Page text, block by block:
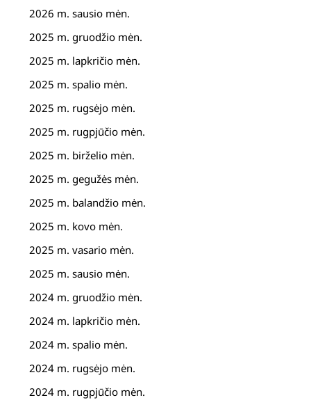
2026 m. sausio mėn.
2025 m. gruodžio mėn.
2025 m. lapkričio mėn.
2025 m. spalio mėn.
2025 m. rugsėjo mėn.
2025 m. rugpjūčio mėn.
2025 m. birželio mėn.
2025 m. gegužės mėn.
2025 m. balandžio mėn.
2025 m. kovo mėn.
2025 m. vasario mėn.
2025 m. sausio mėn.
2024 m. gruodžio mėn.
2024 m. lapkričio mėn.
2024 m. spalio mėn.
2024 m. rugsėjo mėn.
2024 m. rugpjūčio mėn.